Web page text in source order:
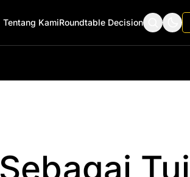
Tentang KamiRoundtable Decision